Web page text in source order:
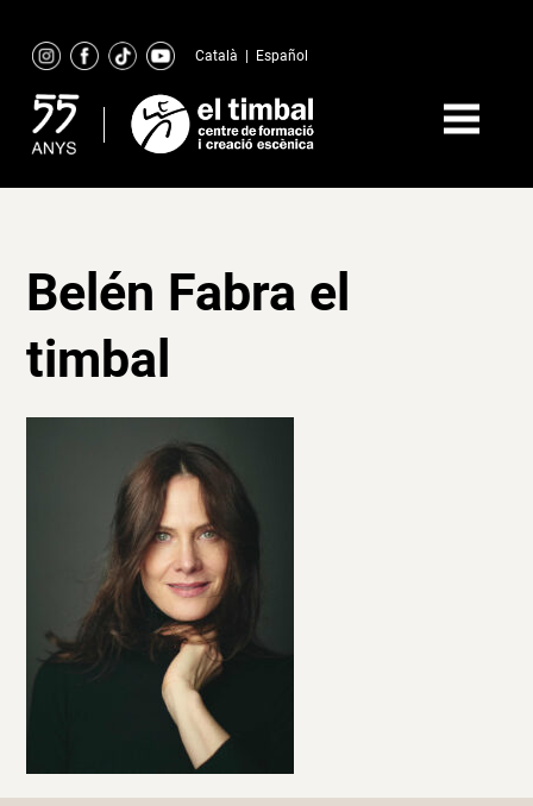
content
Català Español
Belén Fabra el
timbal